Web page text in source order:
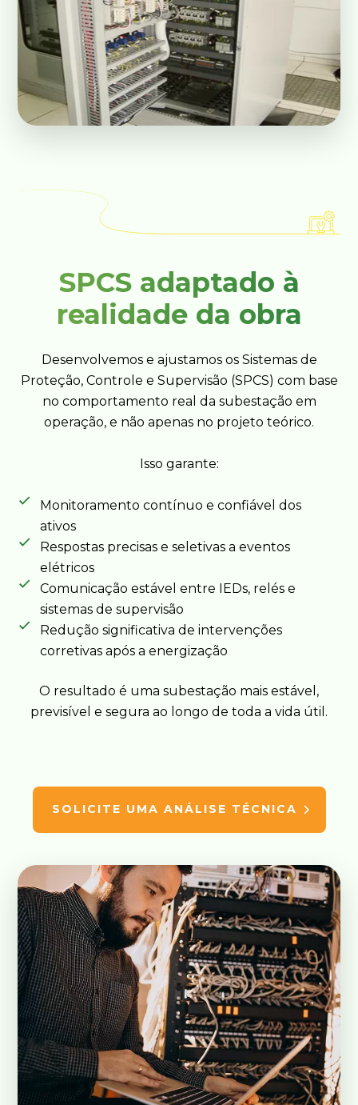
SPCS adaptado à
realidade da obra
Desenvolvemos e ajustamos os Sistemas de
Proteção, Controle e Supervisão (SPCS) com base
no comportamento real da subestação em
operação, e não apenas no projeto teórico.
Isso garante:
Monitoramento contínuo e confiável dos
ativos
Respostas precisas e seletivas a eventos
elétricos
Comunicação estável entre IEDs, relés e
sistemas de supervisão
Redução significativa de intervenções
corretivas após a energização
O resultado é uma subestação mais estável,
previsível e segura ao longo de toda a vida útil.
SOLICITE UMA ANÁLISE TÉCNICA